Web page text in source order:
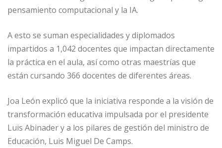
pensamiento computacional y la IA.
A esto se suman especialidades y diplomados
impartidos a 1,042 docentes que impactan directamente
la práctica en el aula, así como otras maestrías que
están cursando 366 docentes de diferentes áreas.
Joa León explicó que la iniciativa responde a la visión de
transformación educativa impulsada por el presidente
Luis Abinader y a los pilares de gestión del ministro de
Educación, Luis Miguel De Camps.